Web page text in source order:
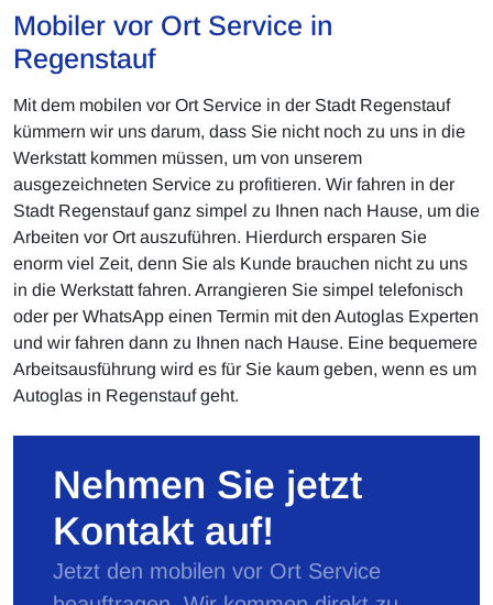
Mobiler vor Ort Service in
Regenstauf
Mit dem mobilen vor Ort Service in der Stadt Regenstauf
kümmern wir uns darum, dass Sie nicht noch zu uns in die
Werkstatt kommen müssen, um von unserem
ausgezeichneten Service zu profitieren. Wir fahren in der
Stadt Regenstauf ganz simpel zu Ihnen nach Hause, um die
Arbeiten vor Ort auszuführen. Hierdurch ersparen Sie
enorm viel Zeit, denn Sie als Kunde brauchen nicht zu uns
in die Werkstatt fahren. Arrangieren Sie simpel telefonisch
oder per WhatsApp einen Termin mit den Autoglas Experten
und wir fahren dann zu Ihnen nach Hause. Eine bequemere
Arbeitsausführung wird es für Sie kaum geben, wenn es um
Autoglas in Regenstauf geht.
Nehmen Sie jetzt
Kontakt auf!
Jetzt den mobilen vor Ort Service